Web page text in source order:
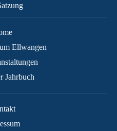
Ellwangen
Jahrbuch